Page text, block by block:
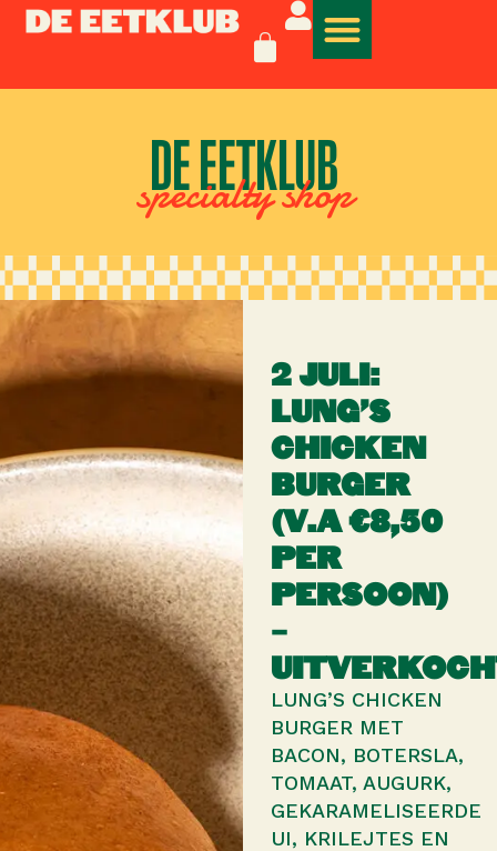
DE EETKLUB
specialty shop
2 JULI:
LUNG’S
CHICKEN
BURGER
(V.A €8,50
PER
PERSOON)
–
LUNG’S CHICKEN
BURGER MET
BACON, BOTERSLA,
TOMAAT, AUGURK,
GEKARAMELISEERDE
UI, KRILEJTES EN